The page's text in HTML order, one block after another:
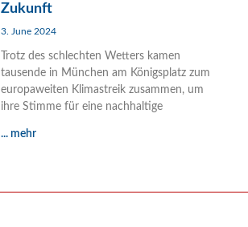
Zukunft
3. June 2024
Trotz des schlechten Wetters kamen
tausende in München am Königsplatz zum
europaweiten Klimastreik zusammen, um
ihre Stimme für eine nachhaltige
... mehr